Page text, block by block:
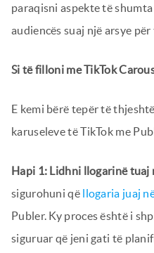
paraqisni aspekte të
audiencës suaj një arsye
Si të filloni me TikTok
E kemi bërë tepër të
karuseleve të TikTok me
Hapi 1: Lidhni llogarinë tuaj
sigurohuni që llogaria juaj
Publer. Ky proces është i
siguruar që jeni gati të